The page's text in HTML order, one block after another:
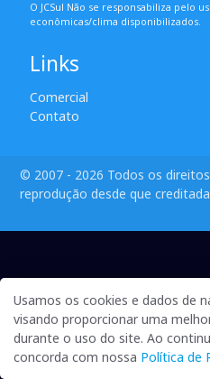
O JCSul Não se responsabiliza pelo
econômicas/clima disponibilizados.
Links
Comercial
Contato
© 2007 - 2026 Todos os
reprodução desde que
Usamos os cookies e dados de
visando proporcionar uma
durante o uso do site. Ao
concorda com nossa Política de